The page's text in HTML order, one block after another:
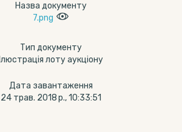
Назва документу
7.png
Тип документу
Ілюстрація лоту аукціону
Дата завантаження
24 трав. 2018 р., 10:33:51